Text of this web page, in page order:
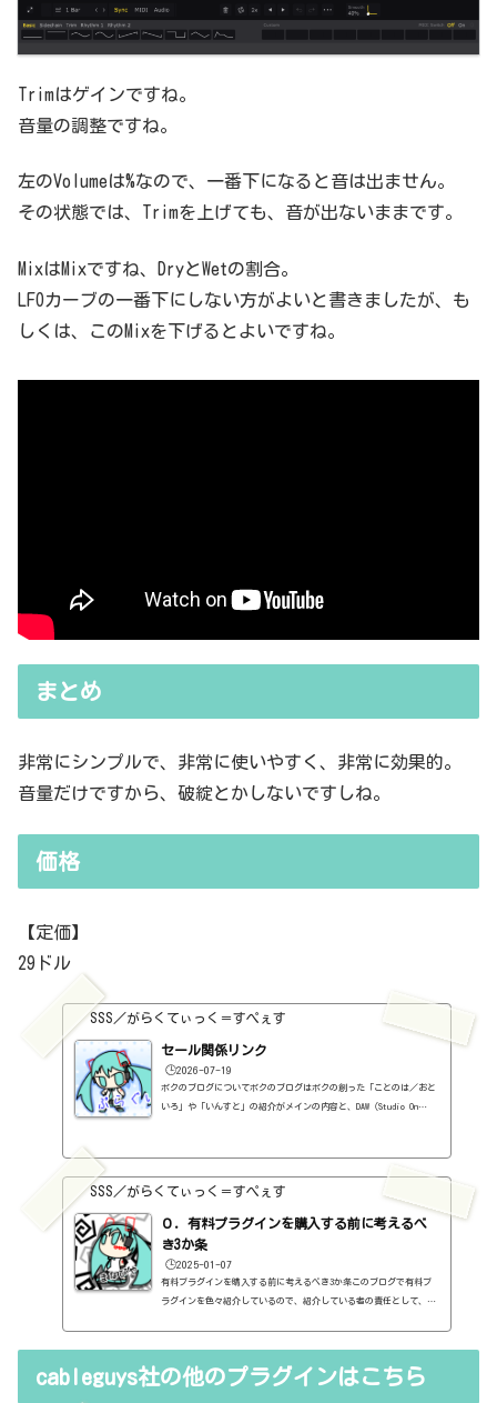
Trimはゲインですね。
音量の調整ですね。
左のVolumeは%なので、一番下になると音は出ません。
その状態では、Trimを上げても、音が出ないままです。
MixはMixですね、DryとWetの割合。
LFOカーブの一番下にしない方がよいと書きましたが、も
しくは、このMixを下げるとよいですね。
まとめ
非常にシンプルで、非常に使いやすく、非常に効果的。
音量だけですから、破綻とかしないですしね。
価格
【定価】
29ドル
SSS／がらくてぃっく＝すぺぇす
セール関係リンク
🕒️2026-07-19
ボクのブログについてボクのブログはボクの創った「ことのは／おと
いろ」や「いんすと」の紹介がメインの内容と、DAW（Studio On
録はしていますし、セールしているプラグインはブログの最初の方に
表示するように（編集したら、自動的に最初の方に表示されてるだけ
ですが・・...
SSS／がらくてぃっく＝すぺぇす
０．有料プラグインを購入する前に考えるべ
き3か条
🕒️2025-01-07
有料プラグインを購入する前に考えるべき3か条このブログで有料プ
ラグインを色々紹介しているので、紹介している者の責任として、有
ンの中には、なぜ、これが無料なんだろう？と驚くような性能のもの
cableguys社の他のプラグインはこちら